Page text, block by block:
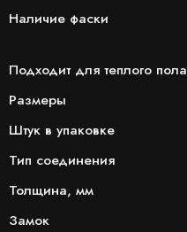
Наличие фаски
Подходит для теплого пола
Размеры
Штук в упаковке
Тип соединения
Толщина, мм
Замок